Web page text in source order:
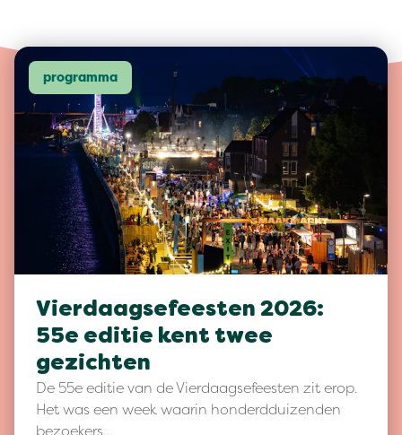
programma
Vierdaagsefeesten 2026:
55e editie kent twee
gezichten
De 55e editie van de Vierdaagsefeesten zit erop.
Het was een week waarin honderdduizenden